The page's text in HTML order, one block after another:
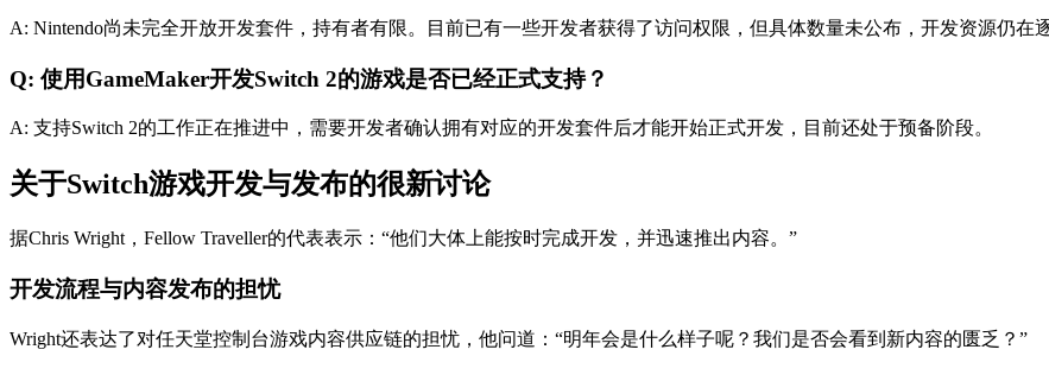
A: Nintendo尚未完全开放开发套件，持有者有限。目前已有一些开发者获得了访问权限，但具体数量未公布，开发资源仍在
Q: 使用GameMaker开发Switch 2的游戏是否已经正式支持？
A: 支持Switch 2的工作正在推进中，需要开发者确认拥有对应的开发套件后才能开始正式开发，目前还处于预备阶段。
关于Switch游戏开发与发布的很新讨论
据Chris Wright，Fellow Traveller的代表表示：“他们大体上能按时完成开发，并迅速推出内容。”
开发流程与内容发布的担忧
Wright还表达了对任天堂控制台游戏内容供应链的担忧，他问道：“明年会是什么样子呢？我们是否会看到新内容的匮乏？”